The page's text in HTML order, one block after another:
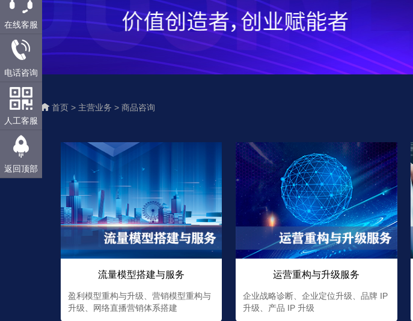
首页 > 主营业务 >商品咨询
流量模型搭建与服务
盈利模型重构与升级、营销模型重构与
升级、网络直播营销体系搭建
运营重构与升级服务
企业战略诊断、企业定位升级、品牌 IP
升级、产品 IP 升级
在线客服
电话咨询
人工客服
返回顶部